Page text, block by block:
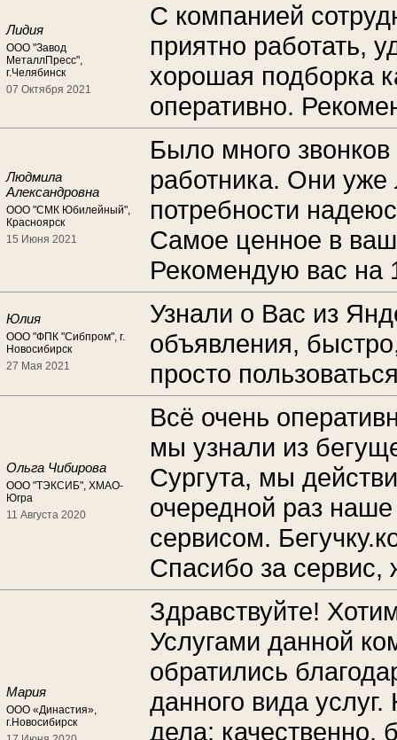
Лидия
ООО "Завод
МеталлПресс",
г.Челябинск
07 Октября 2021
С компанией
приятно работать,
хорошая подборка
оперативно.
Людмила
Александровна
ООО "СМК Юбилейный",
Красноярск
15 Июня 2021
Было много
работника. Они
потребности
Самое ценное в
Рекомендую вас на
Юлия
ООО "ФПК "Сибпром", г.
Новосибирск
27 Мая 2021
Узнали о Вас из
объявления,
просто
Ольга Чибирова
ООО "ТЭКСИБ", ХМАО-
Югра
11 Августа 2020
Всё очень
мы узнали из
Сургута, мы
очередной раз
сервисом.
Спасибо за сервис,
Мария
ООО «Династия»,
г.Новосибирск
Здравствуйте!
Услугами данной
обратились
данного вида
дела: качественно,